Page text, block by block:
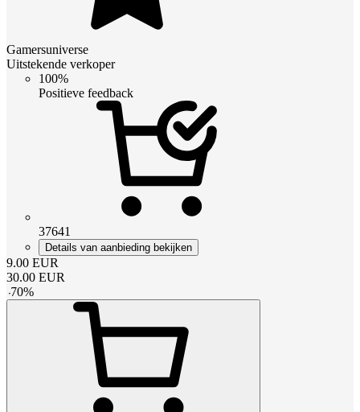
Gamersuniverse
Uitstekende verkoper
100%
Positieve feedback
37641
Details van aanbieding bekijken
9.00 EUR
30.00 EUR
-70%